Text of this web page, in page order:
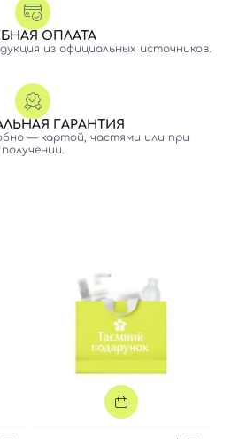
ОПЛАТА
из официальных источников.
ГАРАНТИЯ
— картой, частями или при
получении.
регистрации, вы
Пользовательские соглашения
помощью e-mail